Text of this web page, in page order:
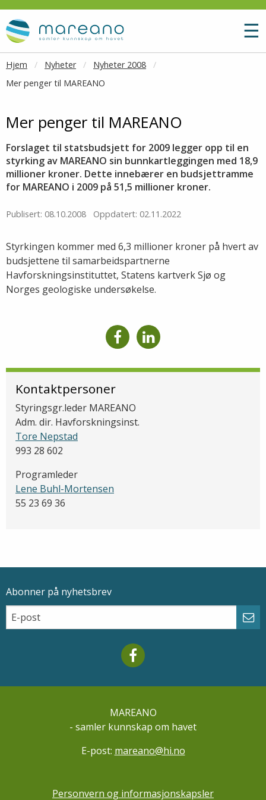
Gå til hovedinnhold
☰
Hjem Nyheter
Nyheter 2008
Mer penger til MAREANO
Mer penger til MAREANO
Forslaget til statsbudsjett for 2009 legger opp til en
styrking av MAREANO sin bunnkartleggingen med 18,9
millioner kroner. Dette innebærer en budsjettramme
for MAREANO i 2009 på 51,5 millioner kroner.
Publisert: 08.10.2008 Oppdatert: 02.11.2022
Styrkingen kommer med 6,3 millioner kroner på hvert av
budsjettene til samarbeidspartnerne
Havforskningsinstituttet, Statens kartverk Sjø og
Norges geologiske undersøkelse.
Kontaktpersoner
Styringsgr.leder MAREANO
Adm. dir. Havforskningsinst.
Tore Nepstad
993 28 602
Programleder
Lene Buhl-Mortensen
55 23 69 36
Epostadresse
Abonner på nyhetsbrev
Email
Mareano facebook
MAREANO
- samler kunnskap om havet
E-post: mareano@hi.no
Personvern og informasjonskapsler